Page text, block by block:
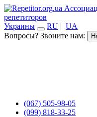
репетиторов
Украины
RU | UA
Вопросы? Звоните нам:
(067) 505-98-05
(099) 818-33-25